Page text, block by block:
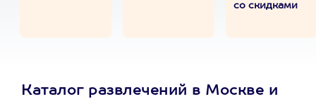
со скидками
Каталог развлечений в Москве и